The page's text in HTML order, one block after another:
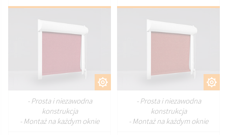
- Prosta i niezawodna
konstrukcja
- Montaż na każdym oknie
- Prosta i niezawodna
konstrukcja
- Montaż na każdym oknie